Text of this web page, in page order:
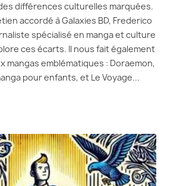
différences culturelles marquées.
accordé à Galaxies BD, Frederico
spécialisé en manga et culture
ces écarts. Il nous fait également
mangas emblématiques : Doraemon,
pour enfants, et Le Voyage...